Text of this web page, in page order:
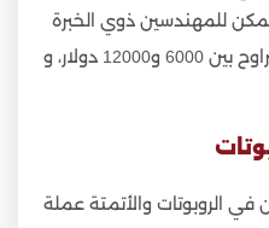
بينما يمكن للمهندسين ذوي الخبرة
العالية أن يحصلوا على رواتب تتراوح بين 6000 و12000 دولار، و
الروبوتات والأتمتة عملة